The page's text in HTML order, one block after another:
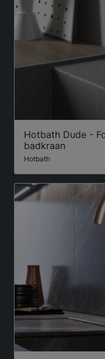
Hotbath Dude -
badkraan
Hotbath